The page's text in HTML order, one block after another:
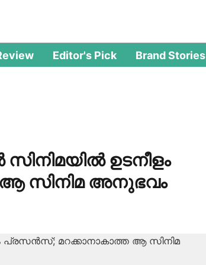
Editor's Pick Brand Stories
ഉടനീളം
സിനിമ അനുഭവം